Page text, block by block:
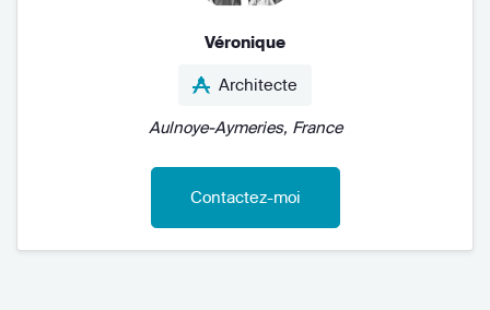
Véronique
Architecte
Aulnoye-Aymeries, France
Contactez-moi